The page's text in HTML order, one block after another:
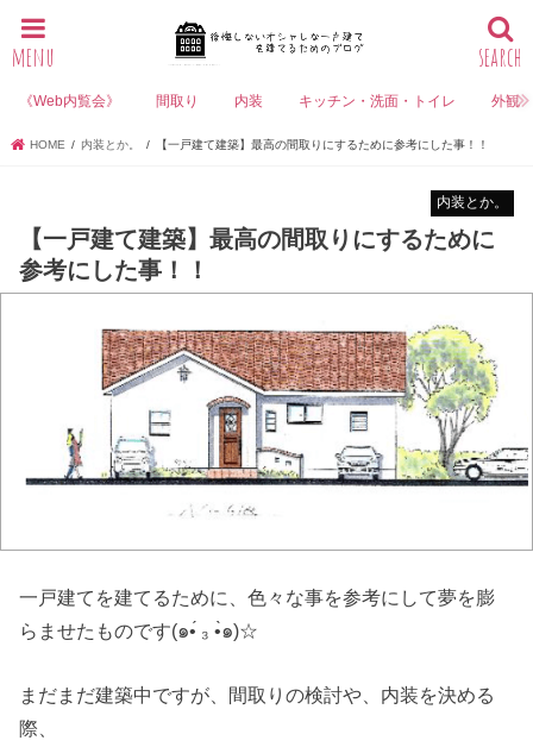
search
menu
《Web内覧会》 間取り 内装 キッチン・洗面・トイレ 外観
HOME 内装とか。 【一戸建て建築】最高の間取りにするために参考にした事！！
内装とか。
【一戸建て建築】最高の間取りにするために
参考にした事！！
一戸建てを建てるために、色々な事を参考にして夢を膨
らませたものです(๑•́ ₃ •̀๑)☆
まだまだ建築中ですが、間取りの検討や、内装を決める
際、